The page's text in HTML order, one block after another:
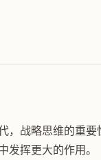
，战略思维的重
挥更大的作用。